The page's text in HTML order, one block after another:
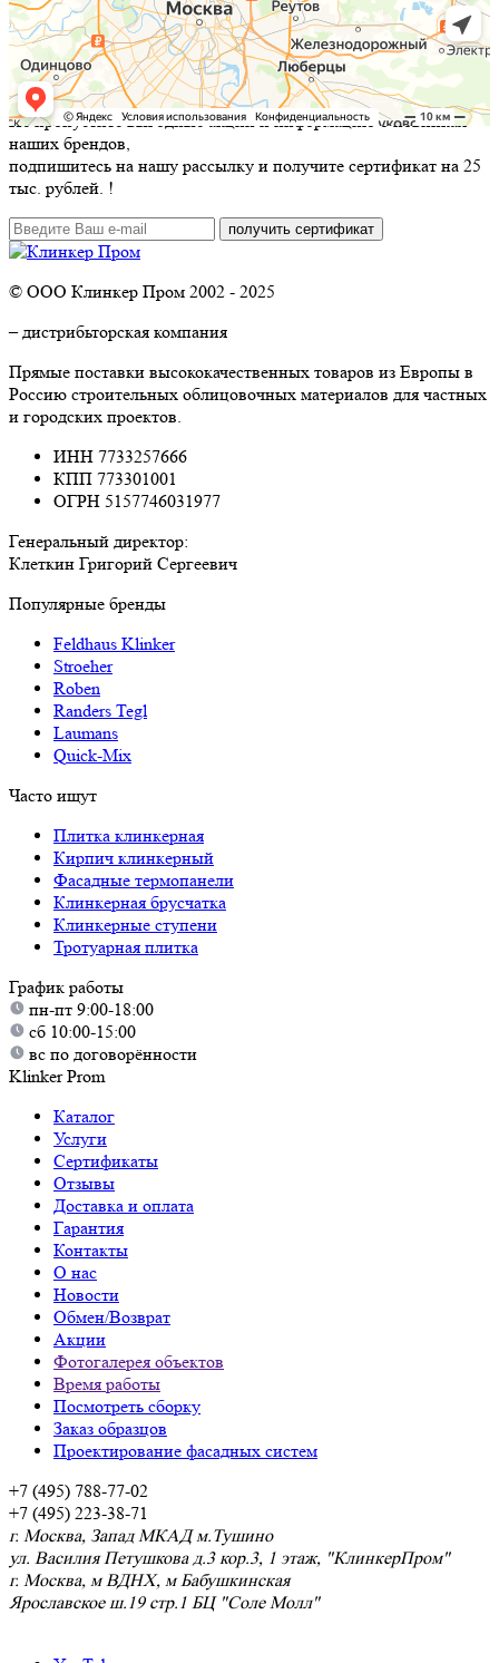
Не пропустите выгодные акции и информацию о новинках
наших брендов,
подпишитесь на нашу рассылку и получите сертификат на 25
тыс. рублей. !
© ООО Клинкер Пром 2002 - 2025
– дистрибьторская компания
Прямые поставки высококачественных товаров из Европы в
Россию строительных облицовочных материалов для частных
и городских проектов.
ИНН 7733257666
КПП 773301001
ОГРН 5157746031977
Генеральный директор:
Клеткин Григорий Сергеевич
Популярные бренды
Feldhaus Klinker
Stroeher
Roben
Randers Tegl
Laumans
Quick-Mix
Часто ищут
Плитка клинкерная
Кирпич клинкерный
Фасадные термопанели
Клинкерная брусчатка
Клинкерные ступени
Тротуарная плитка
График работы
пн-пт 9:00-18:00
сб 10:00-15:00
вс по договорённости
Klinker Prom
Каталог
Услуги
Сертификаты
Отзывы
Доставка и оплата
Гарантия
Контакты
О нас
Новости
Обмен/Возврат
Акции
Фотогалерея объектов
Время работы
Посмотреть сборку
Заказ образцов
Проектирование фасадных систем
+7 (495) 788-77-02
+7 (495) 223-38-71
г. Москва, Запад МКАД м.Тушино
ул. Василия Петушкова д.3 кор.3, 1 этаж, "КлинкерПром"
г. Москва, м ВДНХ, м Бабушкинская
Ярославское ш.19 стр.1 БЦ "Соле Молл"